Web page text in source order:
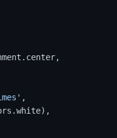
,